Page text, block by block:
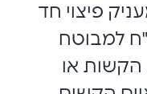
פיצוי חד
עד 700,000 ש"ח למבוטח
או